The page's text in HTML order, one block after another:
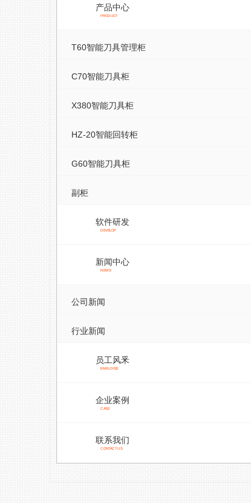
产品中心
PRODUCT
T60智能刀具管理柜
C70智能刀具柜
X380智能刀具柜
HZ-20智能回转柜
G60智能刀具柜
副柜
软件研发
DEVELOP
新闻中心
NEWS
公司新闻
行业新闻
员工风釆
EMPLOYEE
企业案例
CASE
联系我们
CONTACT US